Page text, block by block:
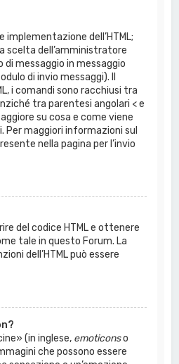
implementazione dell’HTML;
scelta dell’amministratore
di messaggio in messaggio
di invio messaggi). Il
i comandi sono racchiusi tra
tra parentesi angolari < e
su cosa e come viene
maggiori informazioni sul
nella pagina per l’invio
del codice HTML e ottenere
tale in questo Forum. La
dell’HTML può essere
(in inglese, emoticonso
che possono essere